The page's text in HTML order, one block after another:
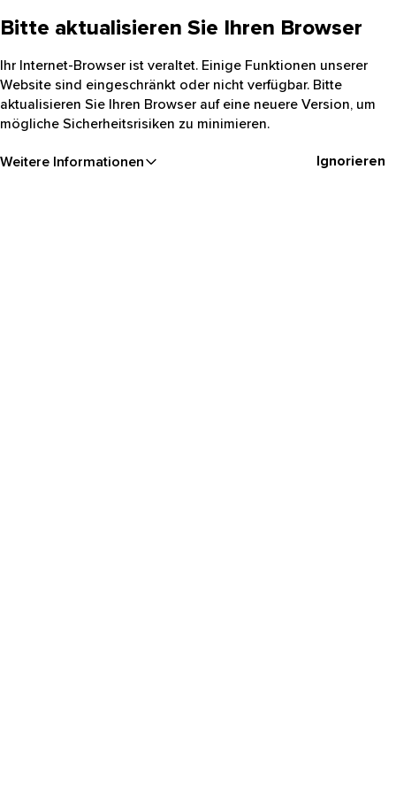
Bitte aktualisieren Sie Ihren Browser
Ihr Internet-Browser ist veraltet. Einige Funktionen unserer
Website sind eingeschränkt oder nicht verfügbar. Bitte
aktualisieren Sie Ihren Browser auf eine neuere Version, um
mögliche Sicherheitsrisiken zu minimieren.
Weitere Informationen Ignorieren